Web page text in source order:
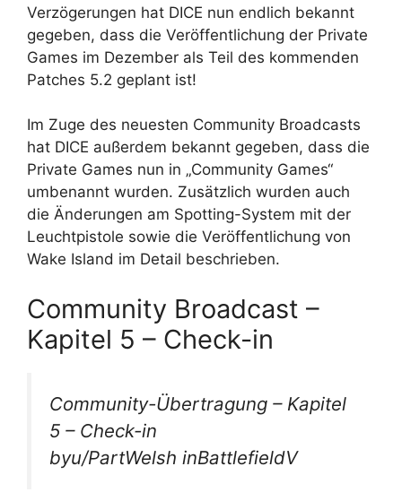
Verzögerungen hat DICE nun endlich bekannt
gegeben, dass die Veröffentlichung der Private
Games im Dezember als Teil des kommenden
Patches 5.2 geplant ist!
Im Zuge des neuesten Community Broadcasts
hat DICE außerdem bekannt gegeben, dass die
Private Games nun in „Community Games“
umbenannt wurden. Zusätzlich wurden auch
die Änderungen am Spotting-System mit der
Leuchtpistole sowie die Veröffentlichung von
Wake Island im Detail beschrieben.
Community Broadcast –
Kapitel 5 – Check-in
Community-Übertragung – Kapitel
5 – Check-in
byu/PartWelsh inBattlefieldV